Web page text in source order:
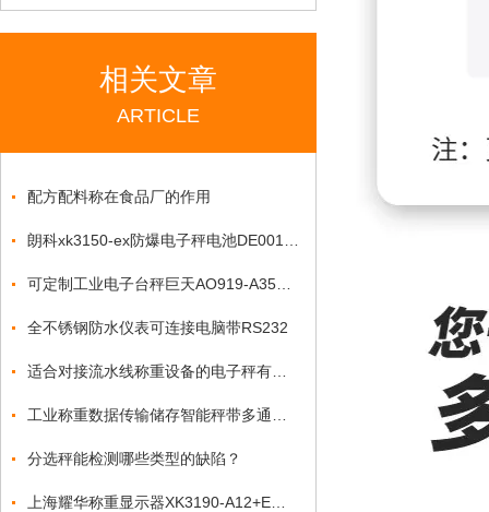
相关文章
ARTICLE
配方配料称在食品厂的作用
全不锈钢防水仪表可连接电脑带RS232
分选秤能检测哪些类型的缺陷？